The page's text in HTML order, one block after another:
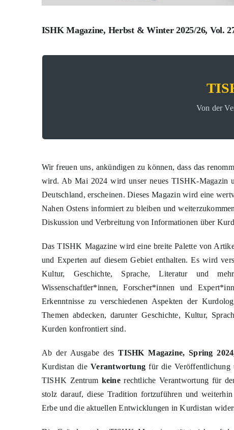
1990er Jahren durch die
Wir freuen uns, ankündigen zu können, dass das
wird. Ab Mai 2024 wird unser neues TISHK-Magazin
Deutschland, erscheinen. Dieses Magazin wird eine
Nahen Ostens informiert zu bleiben und
Das TISHK Magazine wird eine breite Palette von
und Experten auf diesem Gebiet enthalten. Es wird
Kultur, Geschichte, Sprache, Literatur und
Wissenschaftler*innen, Forscher*innen und
Erkenntnisse zu verschiedenen Aspekten der
Themen abdecken, darunter Geschichte, Kultur,
Ab der Ausgabe desTISHK Magazine, Spring
Kurdistan dieVerantwortungfür die Veröffentlichung
TISHK Zentrumkeinerechtliche Verantwortung für
stolz darauf, diese Tradition fortzuführen und